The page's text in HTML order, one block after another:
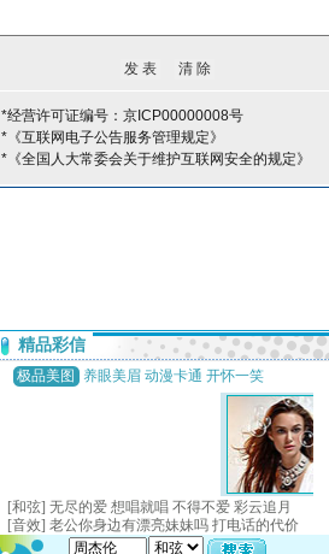
*经营许可证编号：京ICP00000008号
*《互联网电子公告服务管理规定》
*《全国人大常委会关于维护互联网安全的规定》